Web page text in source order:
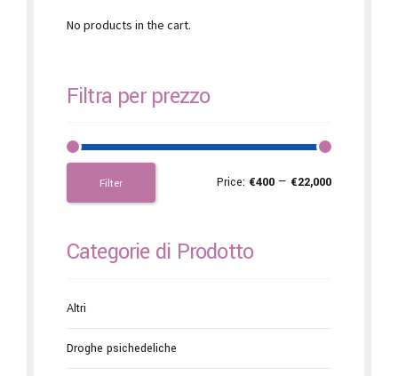
No products in the cart.
Filtra per prezzo
Filter Price: €400 — €22,000
Categorie di Prodotto
Altri
Droghe psichedeliche